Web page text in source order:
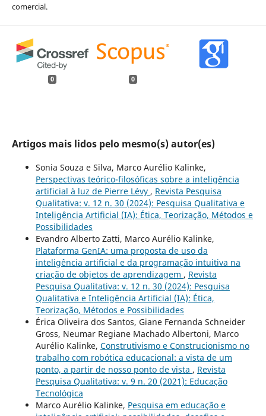
comercial.
0 0
Artigos mais lidos pelo mesmo(s) autor(es)
Sonia Souza e Silva, Marco Aurélio Kalinke,
Perspectivas teórico-filosóficas sobre a inteligência
artificial à luz de Pierre Lévy , Revista Pesquisa
Qualitativa: v. 12 n. 30 (2024): Pesquisa Qualitativa e
Inteligência Artificial (IA): Ética, Teorização, Métodos e
Possibilidades
Evandro Alberto Zatti, Marco Aurélio Kalinke,
Plataforma GenIA: uma proposta de uso da
inteligência artificial e da programação intuitiva na
criação de objetos de aprendizagem , Revista
Pesquisa Qualitativa: v. 12 n. 30 (2024): Pesquisa
Qualitativa e Inteligência Artificial (IA): Ética,
Teorização, Métodos e Possibilidades
Érica Oliveira dos Santos, Giane Fernanda Schneider
Gross, Neumar Regiane Machado Albertoni, Marco
Aurélio Kalinke, Construtivismo e Construcionismo no
trabalho com robótica educacional: a vista de um
ponto, a partir de nosso ponto de vista , Revista
Pesquisa Qualitativa: v. 9 n. 20 (2021): Educação
Tecnológica
Marco Aurélio Kalinke, Pesquisa em educação e